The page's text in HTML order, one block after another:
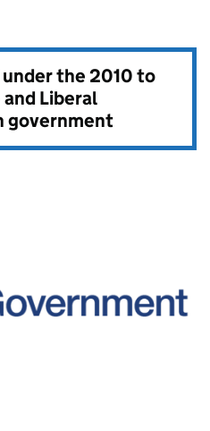
the2010 to
Liberal
government